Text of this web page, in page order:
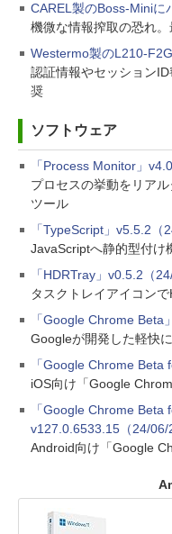
CAREL製のBoss-Miniに
機微な情報搾取の恐れ
Westermo製のL210-
認証情報やセッション
奨
ソフトウェア
「Process Monitor」
プロセスの挙動をリア
ツール
「TypeScript」v5.5.2（
JavaScriptへ静的型付け
「HDRTray」v0.5.2（
タスクトレイアイコン
「Google Chrome Beta
Googleが開発した軽快
「Google Chrome Beta
iOS向け「Google
「Google Chrome Beta
v127.0.6533.15（24/06/
Android向け「Google